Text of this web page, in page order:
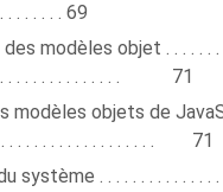
. . . . . . . 69
modèles objet . . . . . . . . .
. . . . . . . . . . . . . . . . 71
modèles objets de
. . . . . . . . . . . . . . . . . . . 71
. . . . . . . . . . . . . . . .